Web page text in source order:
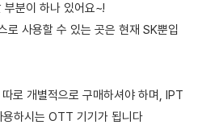
분이 하나 있어요~!
로 사용할 수 있는 곳은 현재 SK뿐입
로 개별적으로 구매하셔야 하며, IPT
하시는 OTT 기기가 됩니다